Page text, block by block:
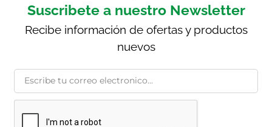
Suscribete a nuestro Newsletter
Recibe información de ofertas y productos
nuevos